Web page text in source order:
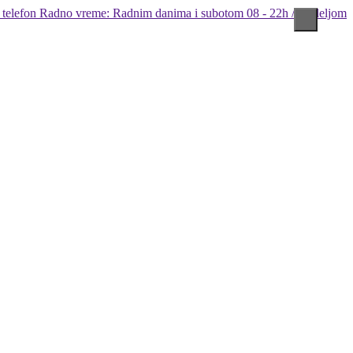
Radno vreme: Radnim danima i subotom 08 - 22h / Nedeljom